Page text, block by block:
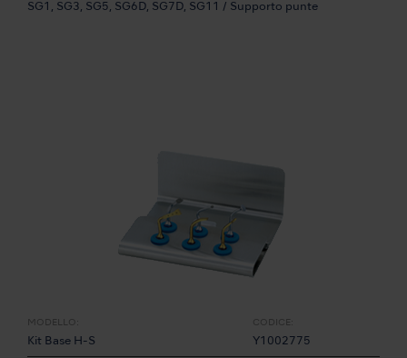
SG1, SG3, SG5, SG6D, SG7D, SG11 / Supporto punte
MODELLO:
Kit Base H-S
CODICE:
Y1002775